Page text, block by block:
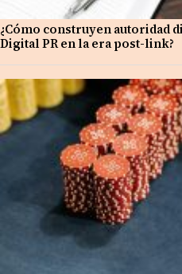
¿Cómo construyen autoridad
Digital PR en la era post-link?